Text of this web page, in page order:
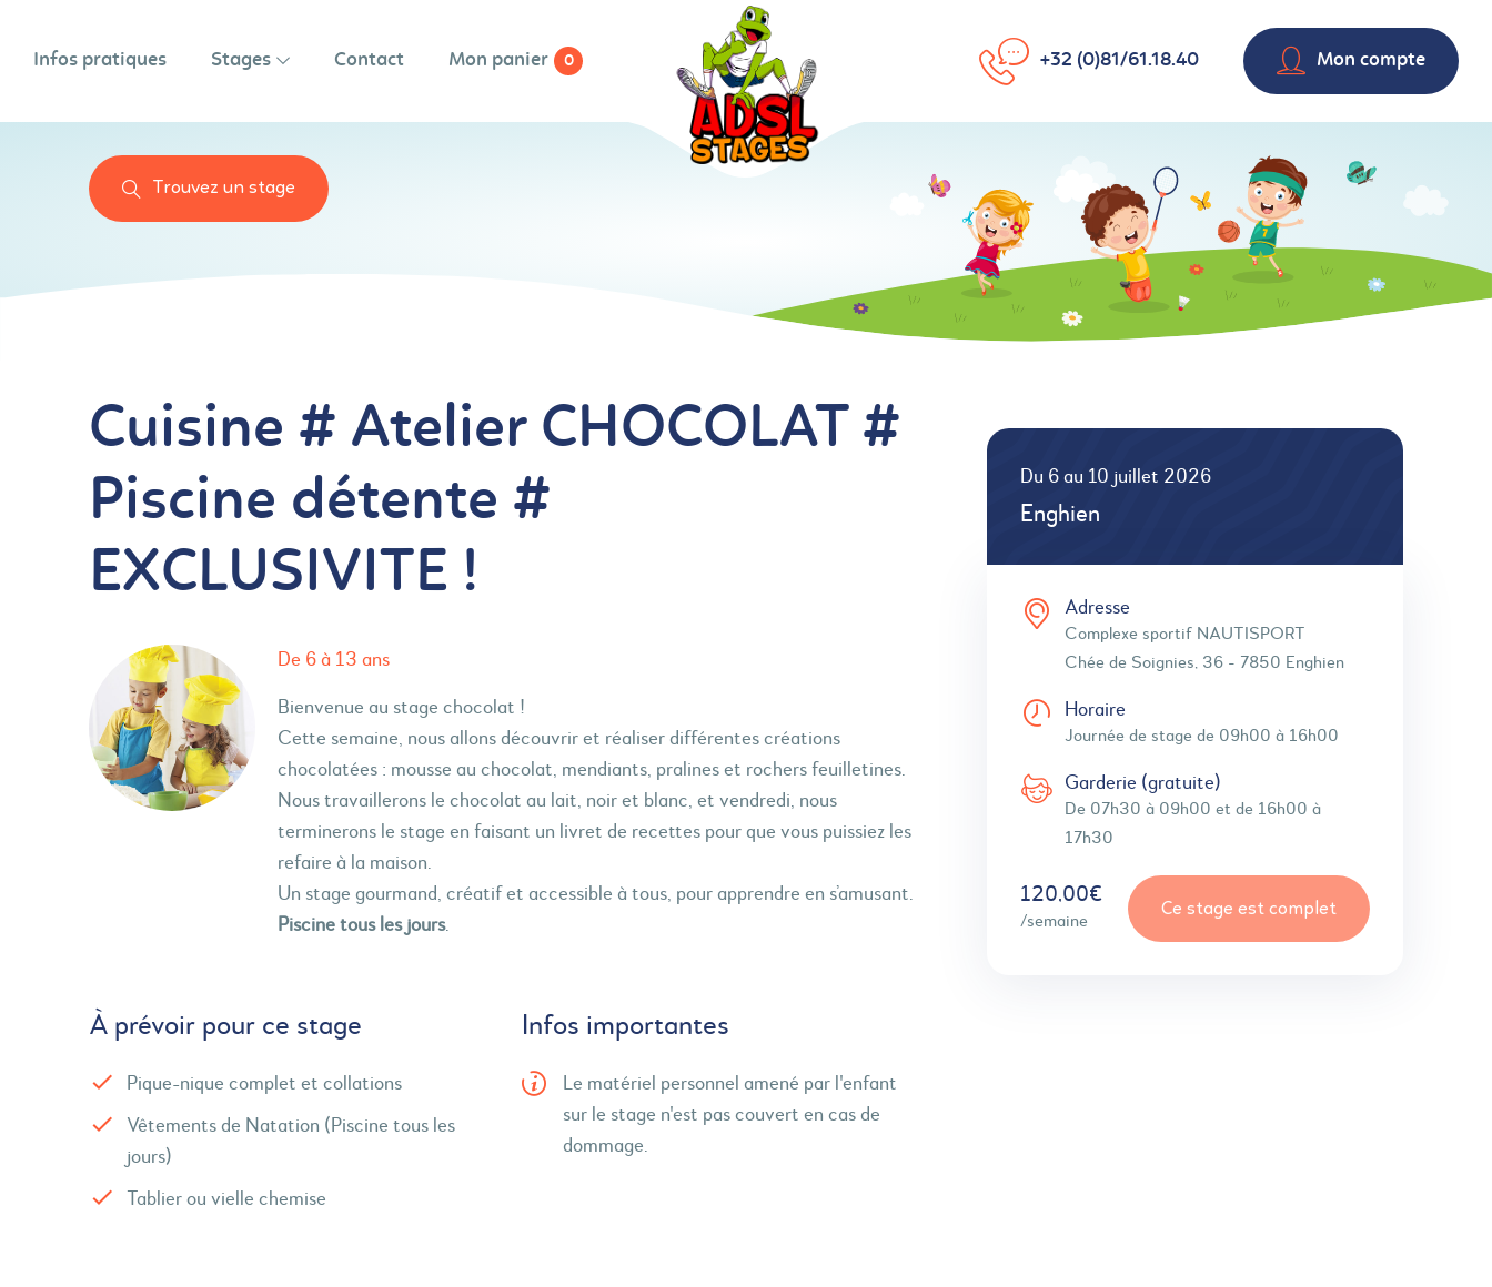
Trouvez un stage
Infos pratiques Stages Contact Mon panier 0 +32 (0)81/61.18.40 Mon compte
Cuisine # Atelier CHOCOLAT #
Piscine détente #
EXCLUSIVITE !
De 6 à 13 ans
Bienvenue au stage chocolat !
Cette semaine, nous allons découvrir et réaliser différentes créations
chocolatées : mousse au chocolat, mendiants, pralines et rochers feuilletines.
Nous travaillerons le chocolat au lait, noir et blanc, et vendredi, nous
terminerons le stage en faisant un livret de recettes pour que vous puissiez les
refaire à la maison.
Un stage gourmand, créatif et accessible à tous, pour apprendre en s’amusant.
Piscine tous les jours.
À prévoir pour ce stage
Pique-nique complet et collations
Vêtements de Natation (Piscine tous les
jours)
Tablier ou vielle chemise
Infos importantes
Le matériel personnel amené par l'enfant
sur le stage n'est pas couvert en cas de
dommage.
Du 6 au 10 juillet 2026
Enghien
Adresse
Complexe sportif NAUTISPORT
Chée de Soignies, 36 - 7850 Enghien
Horaire
Journée de stage de 09h00 à 16h00
Garderie (gratuite)
De 07h30 à 09h00 et de 16h00 à
17h30
120,00€
/semaine
Ce stage est complet